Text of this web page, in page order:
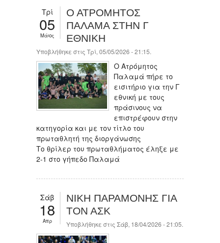
Τρί
05
Μάιος
Ο ΑΤΡΟΜΗΤΟΣ
ΠΑΛΑΜΑ ΣΤΗΝ Γ
ΕΘΝΙΚΗ
Υποβλήθηκε στις Τρί, 05/05/2026 - 21:15.
Ο Ατρόμητος
Παλαμά πήρε το
εισιτήριο για την Γ
εθνική με τους
πράσινους να
επιστρέφουν στην
κατηγορία και με τον τίτλο του
πρωταθλητή της διοργάνωσης
Το θρίλερ του πρωταθλήματος έληξε με
2-1 στο γήπεδο Παλαμά
Σάβ
18
Απρ
ΝΙΚΗ ΠΑΡΑΜΟΝΗΣ ΓΙΑ
ΤΟΝ ΑΣΚ
Υποβλήθηκε στις Σάβ, 18/04/2026 - 21:05.